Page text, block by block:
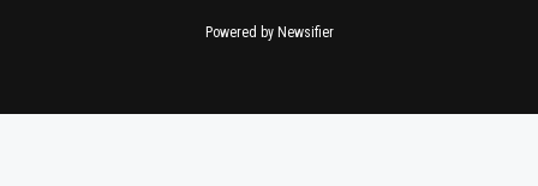
Powered by Newsifier